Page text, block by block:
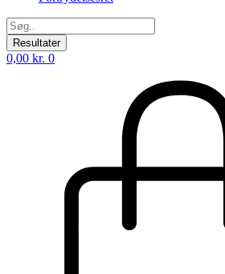
Search
...Resultater
0,00 kr. 0